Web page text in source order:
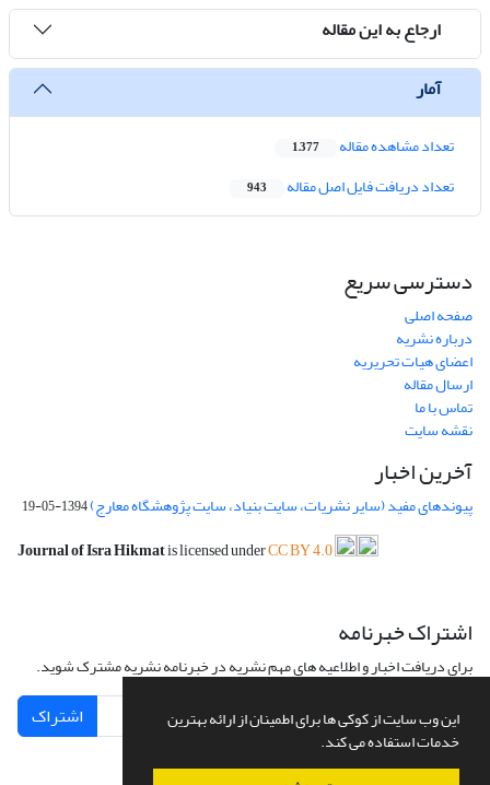
این وب سایت از کوکی ها برای اطمینان از ارائه بهترین
خدمات استفاده می کند.
ارجاع به این مقاله
آمار
تعداد مشاهده مقاله 1,377
تعداد دریافت فایل اصل مقاله 943
دسترسی سریع
صفحه اصلی
درباره نشریه
اعضای هیات تحریریه
ارسال مقاله
تماس با ما
نقشه سایت
آخرین اخبار
پیوندهای مفید (سایر نشریات، سایت بنیاد، سایت پژوهشگاه معارج)1394-05-19
Journal of Isra Hikmatis licensed underCC BY 4.0
اشتراک خبرنامه
برای دریافت اخبار و اطلاعیه های مهم نشریه در خبرنامه نشریه مشترک شوید.
اشتراک